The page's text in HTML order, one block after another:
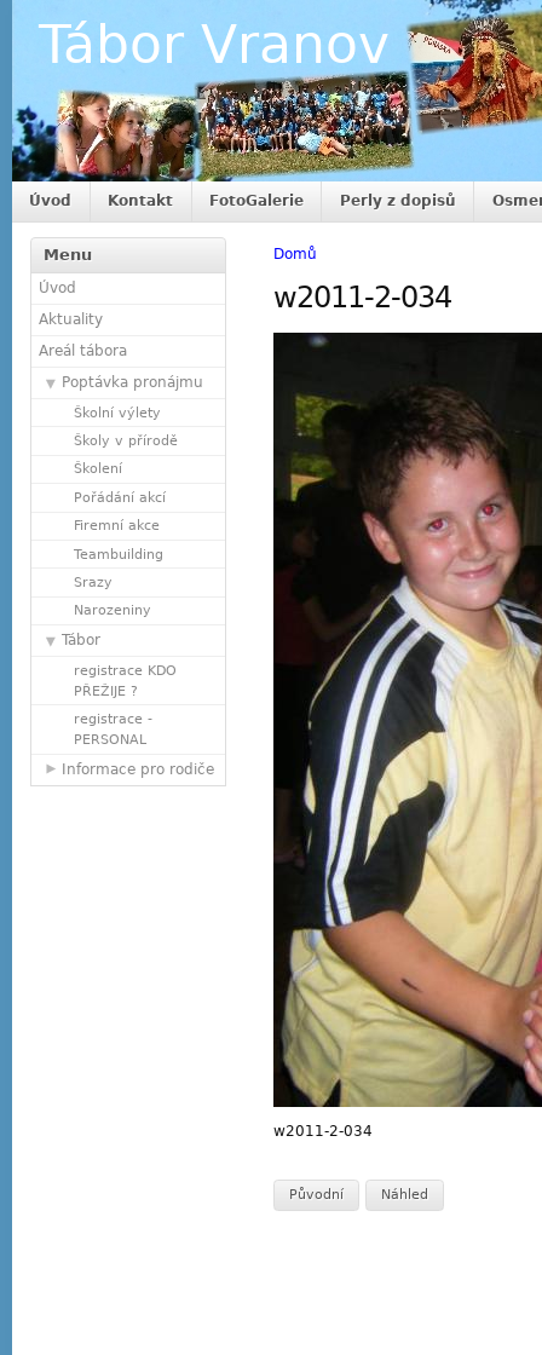
Tábor Vranov
Úvod Kontakt FotoGalerie Perly z dopisů
Menu
Úvod
Aktuality
Areál tábora
Poptávka pronájmu
Školní výlety
Školy v přírodě
Školení
Pořádání akcí
Firemní akce
Teambuilding
Srazy
Narozeniny
Tábor
registrace KDO
PŘEŽIJE ?
registrace -
PERSONAL
Informace pro rodiče
Domů
w2011-2-034
w2011-2-034
Původní Náhled